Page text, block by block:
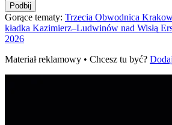
Podbij
Gorące tematy: Trzecia Obwodnica
kładka Kazimierz–Ludwinów nad Wisłą
2026
Materiał reklamowy • Chcesz tu być?